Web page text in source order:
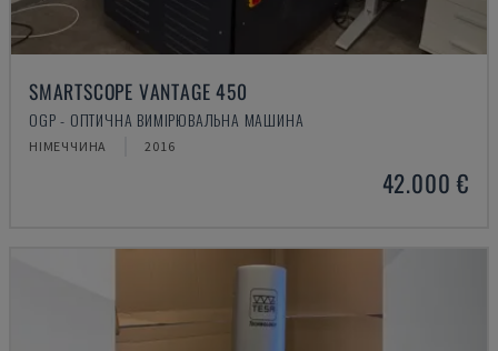
SMARTSCOPE VANTAGE 450
OGP - ОПТИЧНА ВИМІРЮВАЛЬНА МАШИНА
НІМЕЧЧИНА 2016
42.000 €